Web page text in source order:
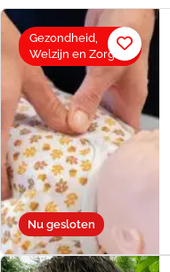
Nu gesloten
Gezondheid,
Welzijn en Zorg